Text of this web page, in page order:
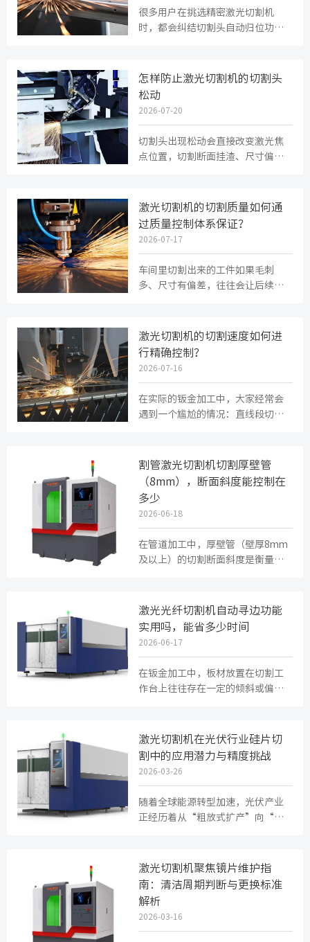
很多用户在挑选精密激光切割机
时，都会纠结切割头自动归位功能
碰...
怎样防止激光切割机的切割头
松动
2026-07-20
切割头出现松动会直接改变激光焦
点位置，切割断面挂渣、尺寸偏差
激光切割机的切割质量如何通
过质量控制体系保证？
2026-07-17
车间里切割出来的工件如果毛刺
多、尺寸有偏差，往往会让后续的
靠...
激光切割机的切割速度如何进
行精确控制？
2026-07-16
在实际的钣金加工中，大家经常会
遇到一个尴尬的情况：直线段切得
割管激光切割机切割厚壁管
（8mm），断面斜度能控制在
多少
2026-06-18
在管道加工中，厚壁管（壁厚8mm
及以上）的切割断面斜度是衡量切
激光光纤切割机自动寻边功能
实用吗，能省多少时间
2026-06-17
在钣金加工中，板材放置在切割工
作台上往往存在一定的倾斜或偏
统...
激光切割机在光伏行业硅片切
割中的应用潜力与精度挑战
2026-03-26
随着全球能源转型加速，光伏产业
正经历着从“粗放式扩产”向“高
激光切割机聚焦镜片维护指
南：清洁周期判断与更换标准
解析
2026-03-16